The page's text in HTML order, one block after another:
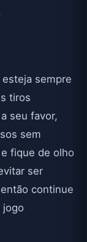
sempre
tiros
seu favor,
sem
fique de olho
ser
continue
jogo